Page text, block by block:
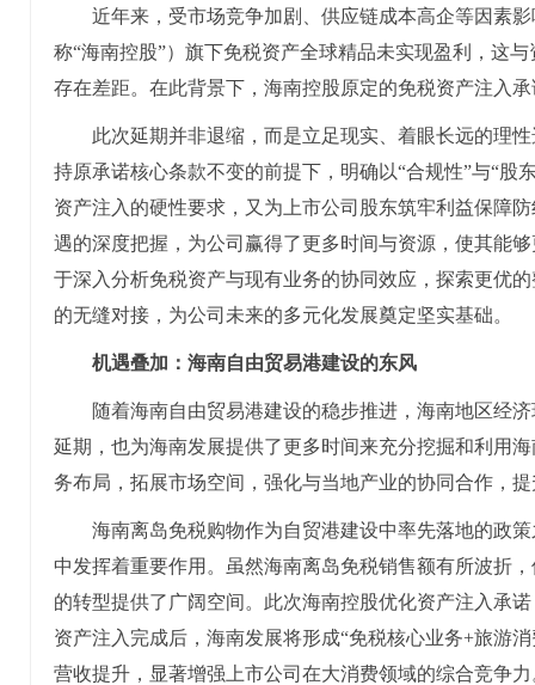
近年来，受市场竞争加剧、供应链成本高企等因素
称“海南控股”）旗下免税资产全球精品未实现盈利，这
存在差距。在此背景下，海南控股原定的免税资产注入
此次延期并非退缩，而是立足现实、着眼长远的理
持原承诺核心条款不变的前提下，明确以“合规性”与“股
资产注入的硬性要求，又为上市公司股东筑牢利益保障
遇的深度把握，为公司赢得了更多时间与资源，使其能
于深入分析免税资产与现有业务的协同效应，探索更优
的无缝对接，为公司未来的多元化发展奠定坚实基础。
机遇叠加：海南自由贸易港建设的东风
随着海南自由贸易港建设的稳步推进，海南地区经
延期，也为海南发展提供了更多时间来充分挖掘和利用
务布局，拓展市场空间，强化与当地产业的协同合作，
海南离岛免税购物作为自贸港建设中率先落地的政
中发挥着重要作用。虽然海南离岛免税销售额有所波折
的转型提供了广阔空间。此次海南控股优化资产注入承
资产注入完成后，海南发展将形成“免税核心业务+旅游
营收提升，显著增强上市公司在大消费领域的综合竞争力